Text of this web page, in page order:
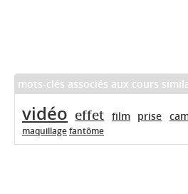
mots-clés associés aux cours
vidéo effet film prise
maquillagefantôme